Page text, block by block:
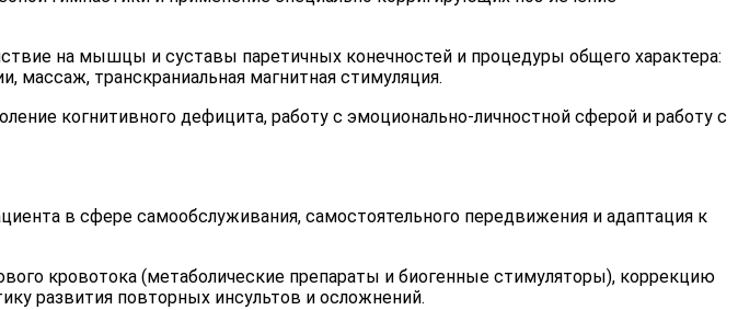
на мышцы и суставы паретичных конечностей и процедуры общего характера:
массаж, транскраниальная магнитная стимуляция.
когнитивного дефицита, работу с эмоционально-личностной сферой и работу с
в сфере самообслуживания, самостоятельного передвижения и адаптация к
кровотока (метаболические препараты и биогенные стимуляторы), коррекцию
развития повторных инсультов и осложнений.